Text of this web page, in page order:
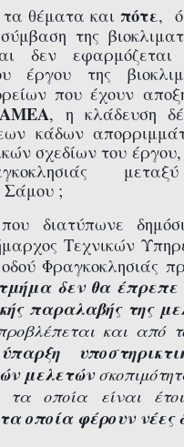
θέματα και πότε,
της
δεν
έργου της
που έχουν
, η κλάδευση
κάδων
σχεδίων του
Σάμου ;
διατύπωνε
Τεχνικών
οδού
τμήμα δεν θα
παραλαβής της
και από
μελετών
τα οποία είναι
τα οποία φέρουν νέες